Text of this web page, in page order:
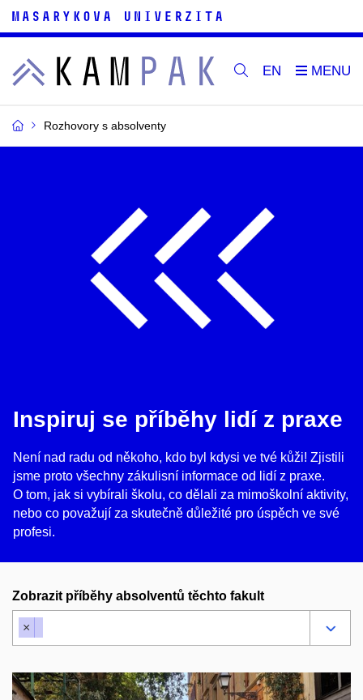
EN
Rozhovory s absolventy
Inspiruj se příběhy lidí z praxe
Není nad radu od někoho, kdo byl kdysi ve tvé kůži! Zjistili
jsme proto všechny zákulisní informace od lidí z praxe.
O tom, jak si vybírali školu, co dělali za mimoškolní aktivity,
nebo co považují za skutečně důležité pro úspěch ve své
profesi.
Zobrazit příběhy absolventů těchto fakult
×